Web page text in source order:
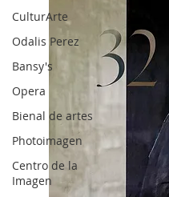
CulturArte
Odalis Perez
Bansy's
Opera
Bienal de artes
Photoimagen
Centro de la
Imagen